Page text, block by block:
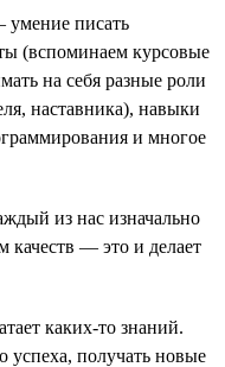
писать
(вспоминаем курсовые
на себя разные роли
наставника), навыки
и многое
из нас изначально
качеств — это и делает
каких-то знаний.
успеха, получать новые